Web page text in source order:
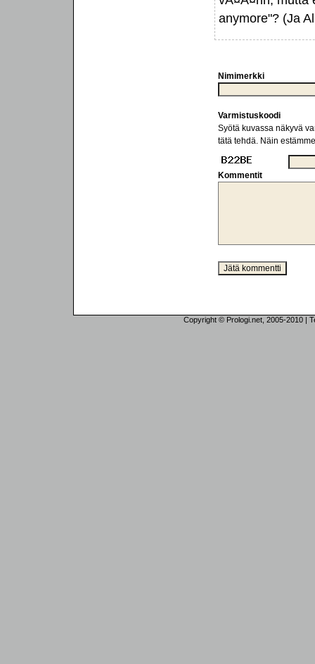
anymore"? (Ja
Nimimerkki
Varmistuskoodi
Syötä kuvassa näkyvä
tätä tehdä. Näin
Kommentit
Copyright © Prologi.net, 2005-2010 |